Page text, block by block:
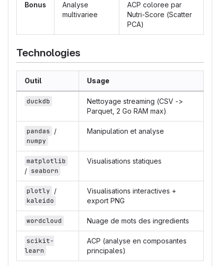
Bonus
Analyse
multivariee
ACP coloree par
Nutri-Score (Scatter
PCA)
Technologies
Outil Usage
duckdb
Nettoyage streaming (CSV ->
Parquet, 2 Go RAM max)
pandas /
numpy
Manipulation et analyse
matplotlib
/ seaborn
Visualisations statiques
plotly /
kaleido
Visualisations interactives +
export PNG
wordcloud Nuage de mots des ingredients
scikit-
learn
ACP (analyse en composantes
principales)